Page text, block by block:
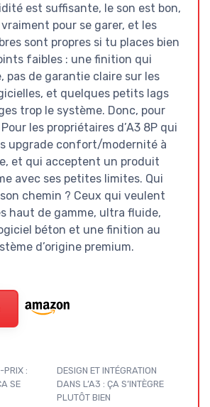
est suffisante, le son est bon,
pour se garer, et les
sont propres si tu places bien
faibles : une finition qui
pas de garantie claire sur les
et quelques petits lags
trop le système. Donc, pour
les propriétaires d’A3 8P qui
upgrade confort/modernité à
et qui acceptent un produit
avec ses petites limites. Qui
chemin ? Ceux qui veulent
haut de gamme, ultra fluide,
béton et une finition au
d’origine premium.
PRIX :
SE
DESIGN ET INTÉGRATION
DANS L’A3 : ÇA S’INTÈGRE
PLUTÔT BIEN